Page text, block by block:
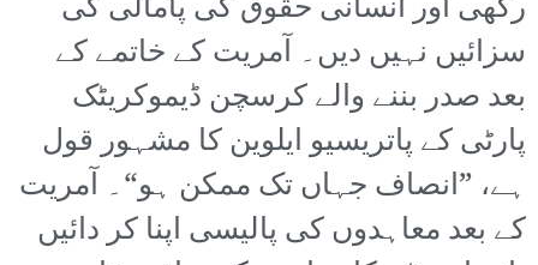
سزائیں نہیں دیں۔ آمریت کے خاتمے کے
بعد صدر بننے والے کرسچن ڈیموکریٹک
پارٹی کے پاتریسیو ایلوین کا مشہور قول
ہے، ”انصاف جہاں تک ممکن ہو“۔ آمریت
کے بعد معاہدوں کی پالیسی اپنا کر دائیں